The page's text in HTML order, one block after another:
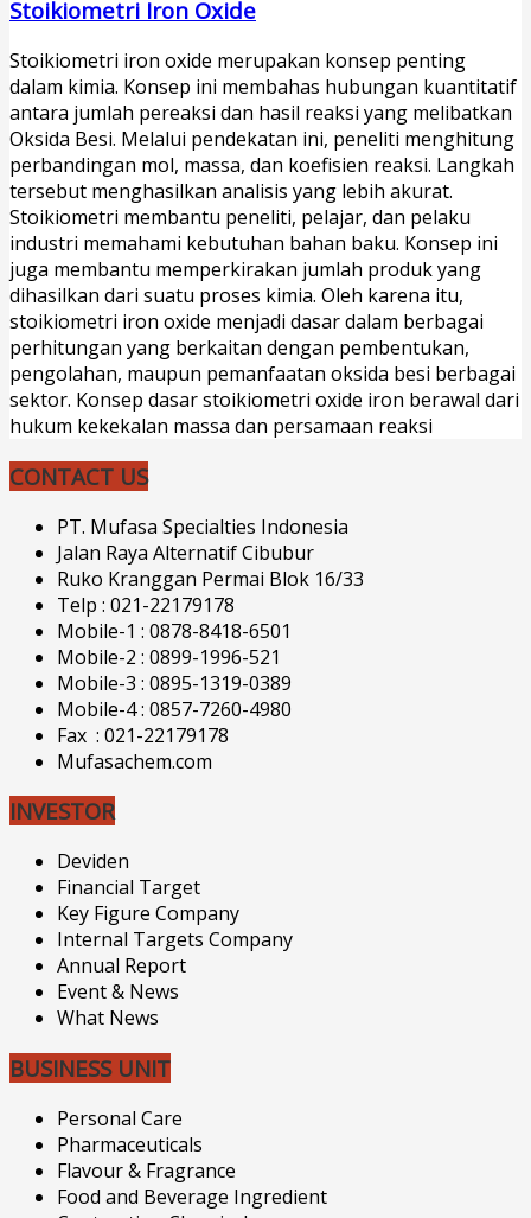
Stoikiometri Iron Oxide
Stoikiometri iron oxide merupakan konsep penting
dalam kimia. Konsep ini membahas hubungan kuantitatif
antara jumlah pereaksi dan hasil reaksi yang melibatkan
Oksida Besi. Melalui pendekatan ini, peneliti menghitung
perbandingan mol, massa, dan koefisien reaksi. Langkah
tersebut menghasilkan analisis yang lebih akurat.
Stoikiometri membantu peneliti, pelajar, dan pelaku
industri memahami kebutuhan bahan baku. Konsep ini
juga membantu memperkirakan jumlah produk yang
dihasilkan dari suatu proses kimia. Oleh karena itu,
stoikiometri iron oxide menjadi dasar dalam berbagai
perhitungan yang berkaitan dengan pembentukan,
pengolahan, maupun pemanfaatan oksida besi berbagai
sektor. Konsep dasar stoikiometri oxide iron berawal dari
hukum kekekalan massa dan persamaan reaksi
CONTACT US
PT. Mufasa Specialties Indonesia
Jalan Raya Alternatif Cibubur
Ruko Kranggan Permai Blok 16/33
Telp : 021-22179178
Mobile-1 : 0878-8418-6501
Mobile-2 : 0899-1996-521
Mobile-3 : 0895-1319-0389
Mobile-4 : 0857-7260-4980
Fax : 021-22179178
Mufasachem.com
INVESTOR
Deviden
Financial Target
Key Figure Company
Internal Targets Company
Annual Report
Event & News
What News
BUSINESS UNIT
Personal Care
Pharmaceuticals
Flavour & Fragrance
Food and Beverage Ingredient